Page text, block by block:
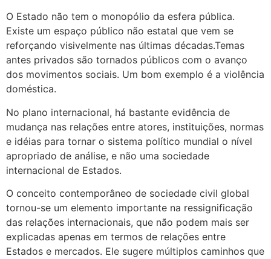
O Estado não tem o monopólio da esfera pública.
Existe um espaço público não estatal que vem se
reforçando visivelmente nas últimas décadas.Temas
antes privados são tornados públicos com o avanço
dos movimentos sociais. Um bom exemplo é a violência
doméstica.
No plano internacional, há bastante evidência de
mudança nas relações entre atores, instituições, normas
e idéias para tornar o sistema político mundial o nível
apropriado de análise, e não uma sociedade
internacional de Estados.
O conceito contemporâneo de sociedade civil global
tornou-se um elemento importante na ressignificação
das relações internacionais, que não podem mais ser
explicadas apenas em termos de relações entre
Estados e mercados. Ele sugere múltiplos caminhos que